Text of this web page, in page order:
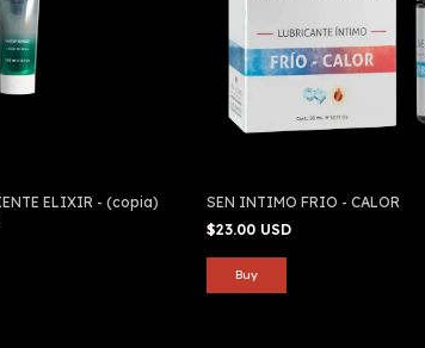
ELIXIR - (copia)
SEN INTIMO FRIO - CALOR
$23.00 USD